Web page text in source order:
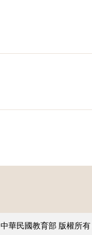
中華民國教育部 版權所有